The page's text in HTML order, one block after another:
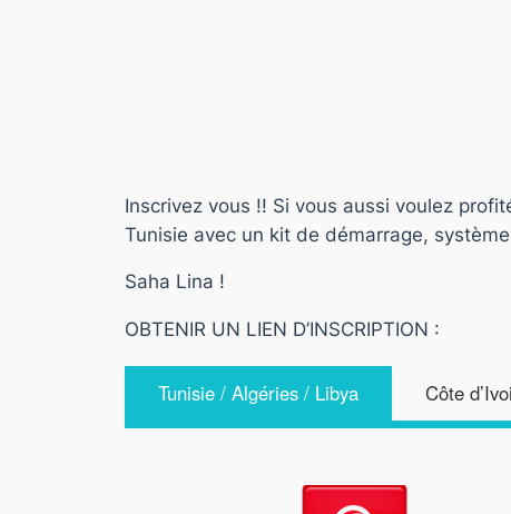
Inscrivez vous !! Si vous aussi voulez
Tunisie avec un kit de démarrage,
Saha Lina !
OBTENIR UN LIEN D’INSCRIPTION :
Tunisie / Algéries / Libya Côte